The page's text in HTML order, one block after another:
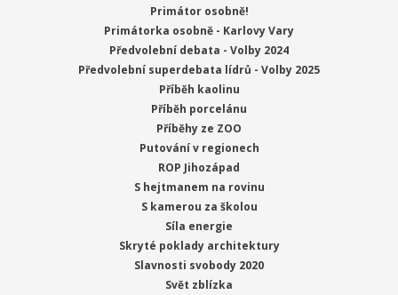
Primátor osobně!
Primátorka osobně - Karlovy Vary
Předvolební debata - Volby 2024
Předvolební superdebata lídrů - Volby 2025
Příběh kaolinu
Příběh porcelánu
Příběhy ze ZOO
Putování v regionech
ROP Jihozápad
S hejtmanem na rovinu
S kamerou za školou
Síla energie
Skryté poklady architektury
Slavnosti svobody 2020
Svět zblízka